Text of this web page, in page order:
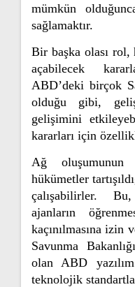
mümkün
sağlamaktır.
Bir başka olası
açabilecek
ABD’deki birçok
olduğu gibi,
gelişimini
kararları için
Ağ oluşumunun
hükümetler
çalışabilirler.
ajanların
kaçınılmasına
Savunma
olan ABD
teknolojik